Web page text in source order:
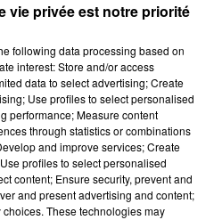
cross de l'Amitié et de la
Bas.
larger jeunes
vétérans 4 et anciens
: juniors, seniors, V3
:
vie privée est notre priorité
following data processing based on
interest: Store and/or access
data to select advertising; Create
Use profiles to select personalised
performance; Measure content
through statistics or combinations
and improve services; Create
profiles to select personalised
content; Ensure security, prevent and
and present advertising and content;
These technologies may